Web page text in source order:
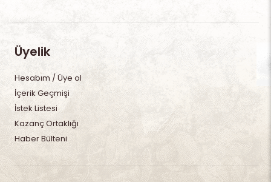
Üyelik
Hesabım / Üye ol
İçerik Geçmişi
İstek Listesi
Kazanç Ortaklığı
Haber Bülteni